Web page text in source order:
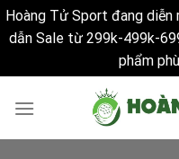
Hoàng Tử Sport đang diễn
dẫn Sale từ 299k-499k-
phẩm